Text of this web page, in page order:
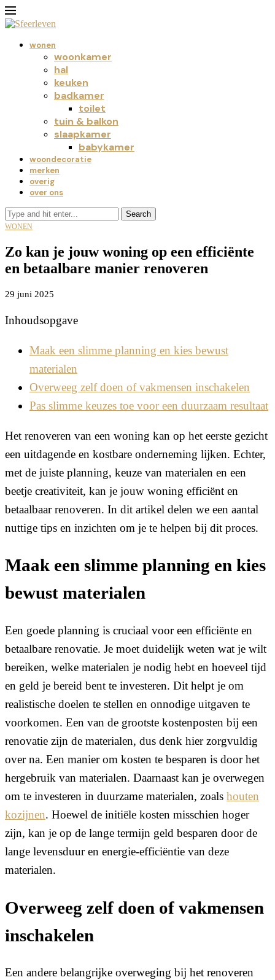
wonen
woonkamer
hal
keuken
badkamer
toilet
tuin & balkon
slaapkamer
babykamer
woondecoratie
merken
overig
over ons
Search
WONEN
Zo kan je jouw woning op een efficiënte
en betaalbare manier renoveren
29 juni 2025
Inhoudsopgave
Maak een slimme planning en kies bewust
materialen
Overweeg zelf doen of vakmensen inschakelen
Pas slimme keuzes toe voor een duurzaam resultaat
Het renoveren van een woning kan op het eerste gezicht
een uitdagende en kostbare onderneming lijken. Echter,
met de juiste planning, keuze van materialen en een
beetje creativiteit, kan je jouw woning efficiënt en
betaalbaar renoveren. In dit artikel delen we een aantal
nuttige tips en inzichten om je te helpen bij dit proces.
Maak een slimme planning en kies
bewust materialen
Een goede planning is cruciaal voor een efficiënte en
betaalbare renovatie. Je moet duidelijk weten wat je wilt
bereiken, welke materialen je nodig hebt en hoeveel tijd
en geld je bereid bent te investeren. Dit helpt je om
realistische doelen te stellen en onnodige uitgaven te
voorkomen. Een van de grootste kostenposten bij een
renovatie zijn de materialen, dus denk hier zorgvuldig
over na. Een manier om kosten te besparen is door het
hergebruik van materialen. Daarnaast kan je overwegen
om te investeren in duurzame materialen, zoals houten
kozijnen. Hoewel de initiële kosten misschien hoger
zijn, kan je op de lange termijn geld besparen door de
lange levensduur en energie-efficiëntie van deze
materialen.
Overweeg zelf doen of vakmensen
inschakelen
Een andere belangrijke overweging bij het renoveren